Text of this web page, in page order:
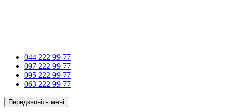
044 222 99 77
097 222 99 77
095 222 99 77
063 222 99 77
Передзвоніть мені